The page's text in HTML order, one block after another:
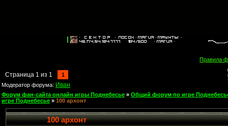
Правила
Страница 1 из 1
1
Модератор форума: Иван
Форум фан-сайта онлайн игры Поднебесье » Общий форум по игре
игре Поднебесье » 100 архонт
100 архонт